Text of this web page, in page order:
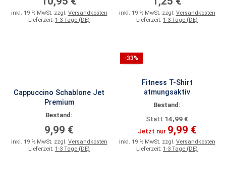
inkl. 19 % MwSt. zzgl. Versandkosten
Lieferzeit: 1-3 Tage (DE)
inkl. 19 % MwSt. zzgl. Versandkosten
Lieferzeit: 1-3 Tage (DE)
Cappuccino Schablone Jet
Premium
Bestand:
9,99 €
inkl. 19 % MwSt. zzgl. Versandkosten
Lieferzeit: 1-3 Tage (DE)
-33%
Fitness T-Shirt
atmungsaktiv
Bestand:
Statt 14,99 €
Jetzt nur 9,99 €
inkl. 19 % MwSt. zzgl. Versandkosten
Lieferzeit: 1-3 Tage (DE)